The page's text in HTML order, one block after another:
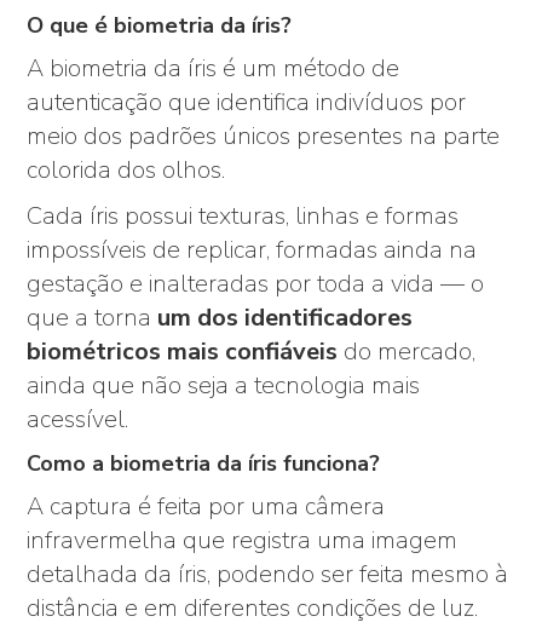
O que é biometria da íris?
A biometria da íris é um método de
autenticação que identifica indivíduos por
meio dos padrões únicos presentes na parte
colorida dos olhos.
Cada íris possui texturas, linhas e formas
impossíveis de replicar, formadas ainda na
gestação e inalteradas por toda a vida — o
que a torna um dos identificadores
biométricos mais confiáveis do mercado,
ainda que não seja a tecnologia mais
acessível.
Como a biometria da íris funciona?
A captura é feita por uma câmera
infravermelha que registra uma imagem
detalhada da íris, podendo ser feita mesmo à
distância e em diferentes condições de luz.